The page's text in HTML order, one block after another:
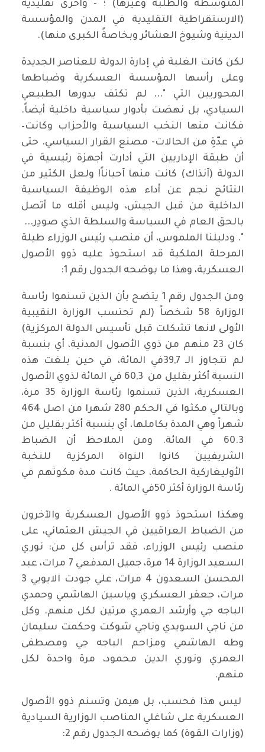
المتوسطة والطلبة وغيرها) ؛ - واخرى تقليدية
(الارستقراطية التقليدية في المدن والمؤسسة
الدينية وشيوخ العشائر وبخاصةً الكبرى منها).
لكن كانت الغلبة في إدارة الدولة للعناصر الجديدة
وعلى رأسها المؤسسة العسكرية وضباطها
المحوريين التي "... لم تكتف بدورها الطبيعي
السيادي، بل نهضت بأدوار سياسية داخلية أيضاً.
فكانت منها النخب السياسية والأحزاب وكانت–
في عدّةِ من الحالات- مصنع القرار السياسي. حتى
أن طبقة الإداريين التي أدارت أجهزة رئيسية في
الدولة (آنذاك) كانت منها آحياناً! ولعل الكثير من
النتائج نجم عن أداء هذه الوظيفة السياسية
الداخلية من قبل الجيش، وليس أقله ما أتصل
بالحق العام في السياسة والسلطة الذي صودِر...
". ودليلنا الملموس، أن منصب رئيس الوزراء طيلة
المرحلة الملكية قد استحوذ عليه ذوو الأصول
العسكرية، وهذا ما يوضحه الجدول رقم 1:
ومن الجدول رقم 1 يتضح بأن الذين تسنموا رئاسة
الوزارة 58 شخصاً (لم تحتسب الوزارة النقيبية
الأولى لانها تشكلت قبل تأسيس الدولة المركزية)
كان 23 منهم من ذوي الأصول المدنية، أي بنسبة
لم تتجاوز الـ 39,7في المائة، في حين بلغت هذه
النسبة أكثر بقليل من 60,3 في المائة لذوي الأصول
العسكرية، الذين تسنموا رئاسة الوزارة 35 مرة،
وبالتالي مكثوا في الحكم 280 شهرا من اصل 464
شهراً وهي المدة بكاملها، أي بنسبة أكثر بقليل من
60.3 في المائة. ومن الملاحظ أن الضباط
الشريفيين كانوا النواة المركزية للنخبة
الأوليغاركية الحاكمة، حيث كانت مدة مكوثهم في
رئاسة الوزارة أكثر 50في المائة .
وهكذا استحوذ ذوو الأصول العسكرية والآخرون
من الضباط العراقيين في الجيش العثماني، على
منصب رئيس الوزراء، فقد ترأس كل من: نوري
السعيد الوزارة 14 مرة، جميل المدفعي 7 مرات، عبد
المحسن السعدون 4 مرات، علي جودت الايوبي 3
مرات، جعفر العسكري وياسين الهاشمي وحمدي
الباجه جي وأرشد العمري مرتين لكل منهم. وكل
من ناجي السويدي وناجي شوكت وحكمت سليمان
وطه الهاشمي ومزاحم الباجه جي ومصطفى
العمري ونوري الدين محمود، مرة واحدة لكل
منهم.
ليس هذا فحسب، بل هيمن وتسنم ذوو الأصول
العسكرية على شاغلي المناصب الوزارية السيادية
(وزارات القوة) كما يوضحه الجدول رقم 2: